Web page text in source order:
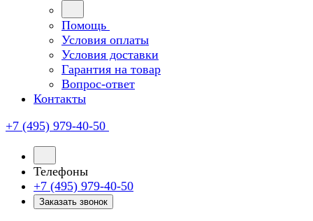
Помощь
Условия оплаты
Условия доставки
Гарантия на товар
Вопрос-ответ
Контакты
+7 (495) 979-40-50
Телефоны
+7 (495) 979-40-50
Заказать звонок